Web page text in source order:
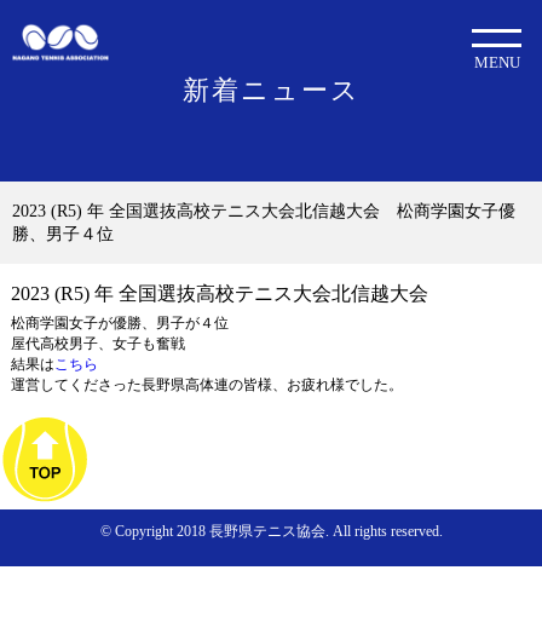
新着ニュース
MENU
2023 (R5) 年 全国選抜高校テニス大会北信越大会 松商学園女子優
勝、男子４位
2023 (R5) 年 全国選抜高校テニス大会北信越大会
松商学園女子が優勝、男子が４位
屋代高校男子、女子も奮戦
結果はこちら
運営してくださった長野県高体連の皆様、お疲れ様でした。
© Copyright 2018 長野県テニス協会. All rights reserved.